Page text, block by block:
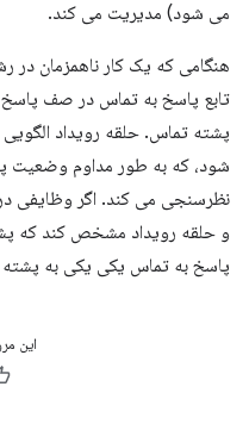
می شود) مدیریت می کند.
هنگامی که یک کار ناهمزمان در
تابع پاسخ به تماس در صف پاسخ
پشته تماس. حلقه رویداد
شود، که به طور مداوم
نظرسنجی می کند. اگر وظایفی
و حلقه رویداد مشخص کند که
پاسخ به تماس یکی یکی به پشته
این